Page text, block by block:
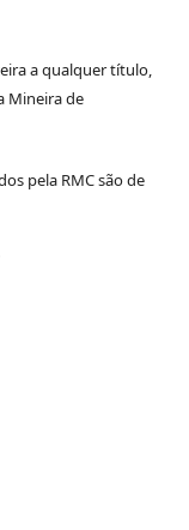
a qualquer título,
Mineira de
pela RMC são de